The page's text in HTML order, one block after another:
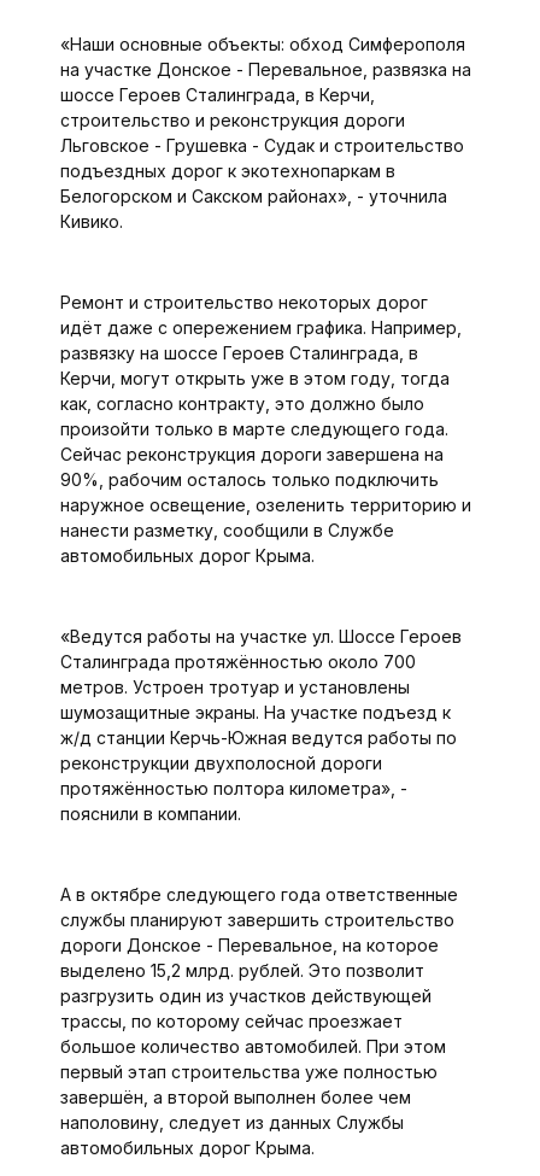
«Наши основные объекты: обход Симферополя
на участке Донское - Перевальное, развязка на
шоссе Героев Сталинграда, в Керчи,
строительство и реконструкция дороги
Льговское - Грушевка - Судак и строительство
подъездных дорог к экотехнопаркам в
Белогорском и Сакском районах», - уточнила
Кивико.
Ремонт и строительство некоторых дорог
идёт даже с опережением графика. Например,
развязку на шоссе Героев Сталинграда, в
Керчи, могут открыть уже в этом году, тогда
как, согласно контракту, это должно было
произойти только в марте следующего года.
Сейчас реконструкция дороги завершена на
90%, рабочим осталось только подключить
наружное освещение, озеленить территорию и
нанести разметку, сообщили в Службе
автомобильных дорог Крыма.
«Ведутся работы на участке ул. Шоссе Героев
Сталинграда протяжённостью около 700
метров. Устроен тротуар и установлены
шумозащитные экраны. На участке подъезд к
ж/д станции Керчь-Южная ведутся работы по
реконструкции двухполосной дороги
протяжённостью полтора километ­ра», -
пояснили в компании.
А в октябре следующего года ответственные
службы планируют завершить строительство
дороги Донское - Перевальное, на которое
выделено 15,2 млрд. рублей. Это позволит
разгрузить один из участков действующей
трассы, по которому сейчас проезжает
большое количест­во автомобилей. При этом
первый этап строительства уже полностью
завершён, а второй выполнен более чем
наполовину, следует из данных Службы
автомобильных дорог Крыма.